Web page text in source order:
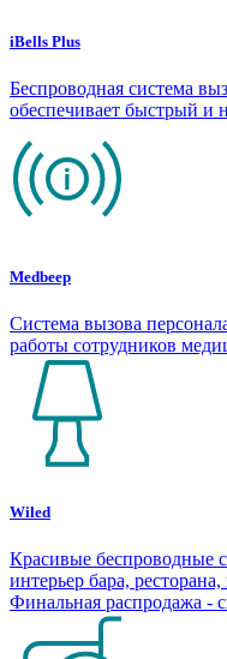
iBells Plus
Беспроводная система
обеспечивает быстрый и
Medbeep
Система вызова
работы сотрудников
Wiled
Красивые беспроводные
интерьер бара,
Финальная распродажа -